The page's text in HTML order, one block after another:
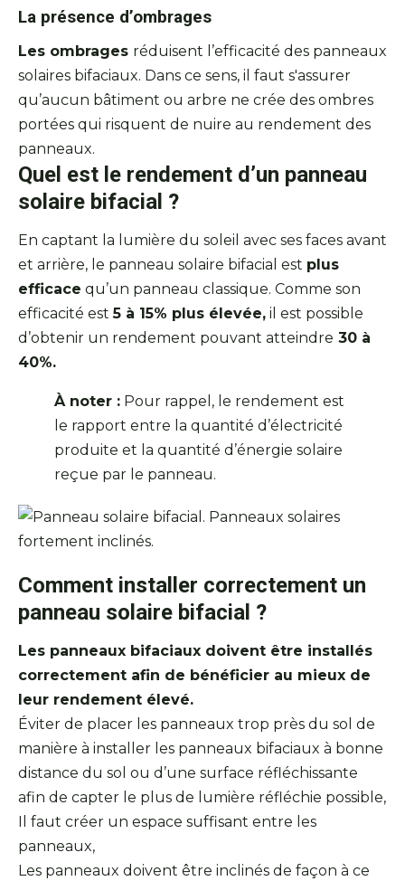
La présence d’ombrages
Les ombrages réduisent l’efficacité des panneaux
solaires bifaciaux. Dans ce sens, il faut s'assurer
qu’aucun bâtiment ou arbre ne crée des ombres
portées qui risquent de nuire au rendement des
panneaux.
Quel est le rendement d’un panneau
solaire bifacial ?
En captant la lumière du soleil avec ses faces avant
et arrière, le panneau solaire bifacial est plus
efficace qu’un panneau classique. Comme son
efficacité est5 à 15% plus élevée, il est possible
d’obtenir un rendement pouvant atteindre 30 à
40%.
À noter : Pour rappel, le rendement est
le rapport entre la quantité d’électricité
produite et la quantité d’énergie solaire
reçue par le panneau.
Comment installer correctement un
panneau solaire bifacial ?
Les panneaux bifaciaux doivent être installés
correctement afin de bénéficier au mieux de
leur rendement élevé.
Éviter de placer les panneaux trop près du sol de
manière à installer les panneaux bifaciaux à bonne
distance du sol ou d’une surface réfléchissante
afin de capter le plus de lumière réfléchie possible,
Il faut créer un espace suffisant entre les
panneaux,
Les panneaux doivent être inclinés de façon à ce